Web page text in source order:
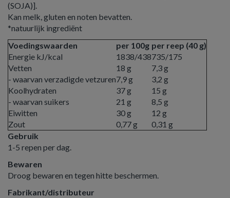
(SOJA)].
Kan melk, gluten en noten bevatten.
*natuurlijk ingrediënt
Voedingswaarden
per 100g per reep (40 g)
Energie kJ/kcal
1838/438735/175
Vetten
18 g
7,3 g
- waarvan verzadigde vetzuren7,9 g
3,2 g
Koolhydraten
37 g
15 g
- waarvan suikers
21 g
8,5 g
Eiwitten
30 g
12 g
Zout
0,77 g
0,31 g
Gebruik
1-5 repen per dag.
Bewaren
Droog bewaren en tegen hitte beschermen.
Fabrikant/distributeur